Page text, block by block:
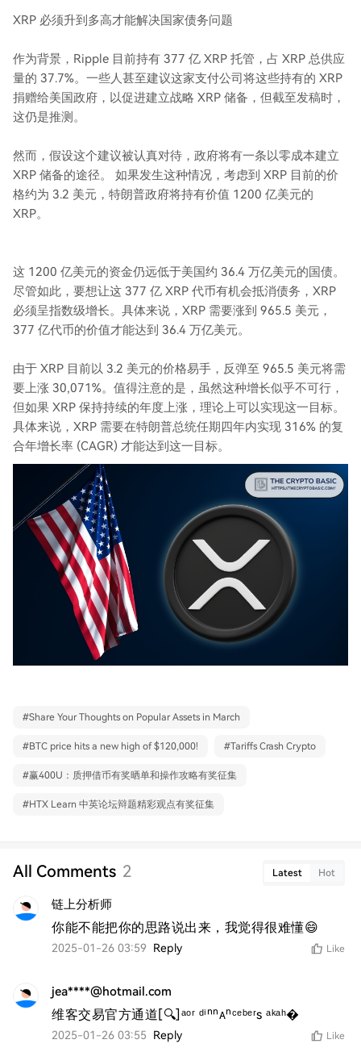
XRP 必须升到多高才能解决国家债务问题
作为背景，Ripple 目前持有 377 亿 XRP 托管，占 XRP 总供应
量的 37.7%。一些人甚至建议这家支付公司将这些持有的 XRP
捐赠给美国政府，以促进建立战略 XRP 储备，但截至发稿时，
这仍是推测。
然而，假设这个建议被认真对待，政府将有一条以零成本建立
XRP 储备的途径。 如果发生这种情况，考虑到 XRP 目前的价
格约为 3.2 美元，特朗普政府将持有价值 1200 亿美元的
XRP。
这 1200 亿美元的资金仍远低于美国约 36.4 万亿美元的国债。
尽管如此，要想让这 377 亿 XRP 代币有机会抵消债务，XRP
必须呈指数级增长。具体来说，XRP 需要涨到 965.5 美元，
377 亿代币的价值才能达到 36.4 万亿美元。
由于 XRP 目前以 3.2 美元的价格易手，反弹至 965.5 美元将需
要上涨 30,071%。值得注意的是，虽然这种增长似乎不可行，
但如果 XRP 保持持续的年度上涨，理论上可以实现这一目标。
具体来说，XRP 需要在特朗普总统任期四年内实现 316% 的复
合年增长率 (CAGR) 才能达到这一目标。
#Share Your Thoughts on Popular Assets in March
#BTC price hits a new high of $120,000! #Tariffs Crash Crypto
#赢400U：质押借币有奖晒单和操作攻略有奖征集
#HTX Learn 中英论坛辩题精彩观点有奖征集
All Comments 2 Latest Hot
链上分析师
你能不能把你的思路说出来，我觉得很难懂😄
2025-01-26 03:59 Reply Like
jea****@hotmail.com
维客交易官方通道[🔍]ᵃᵒʳ ᵈⁱⁿⁿᴀⁿᶜᵉᵇᵉʳs ᵃᵏᵃʰ�
2025-01-26 03:55 Reply Like